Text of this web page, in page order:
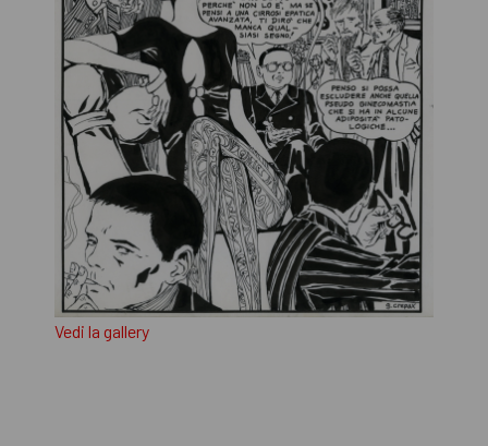
Vedi la gallery